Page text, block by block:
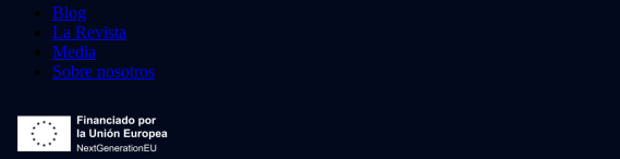
Blog
La Revista
Media
Sobre nosotros